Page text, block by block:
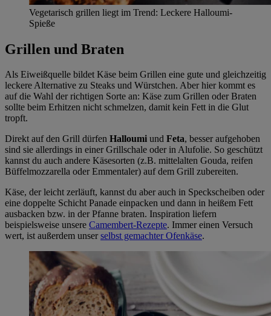
Vegetarisch grillen liegt im Trend: Leckere Halloumi-
Spieße
Grillen und Braten
Als Eiweißquelle bildet Käse beim Grillen eine gute und gleichzeitig
leckere Alternative zu Steaks und Würstchen. Aber hier kommt es
auf die Wahl der richtigen Sorte an: Käse zum Grillen oder Braten
sollte beim Erhitzen nicht schmelzen, damit kein Fett in die Glut
tropft.
Direkt auf den Grill dürfen Halloumi und Feta, besser aufgehoben
sind sie allerdings in einer Grillschale oder in Alufolie. So geschützt
kannst du auch andere Käsesorten (z.B. mittelalten Gouda, reifen
Büffelmozzarella oder Emmentaler) auf dem Grill zubereiten.
Käse, der leicht zerläuft, kannst du aber auch in Speckscheiben oder
eine doppelte Schicht Panade einpacken und dann in heißem Fett
ausbacken bzw. in der Pfanne braten. Inspiration liefern
beispielsweise unsere Camembert-Rezepte. Immer einen Versuch
wert, ist außerdem unser selbst gemachter Ofenkäse.